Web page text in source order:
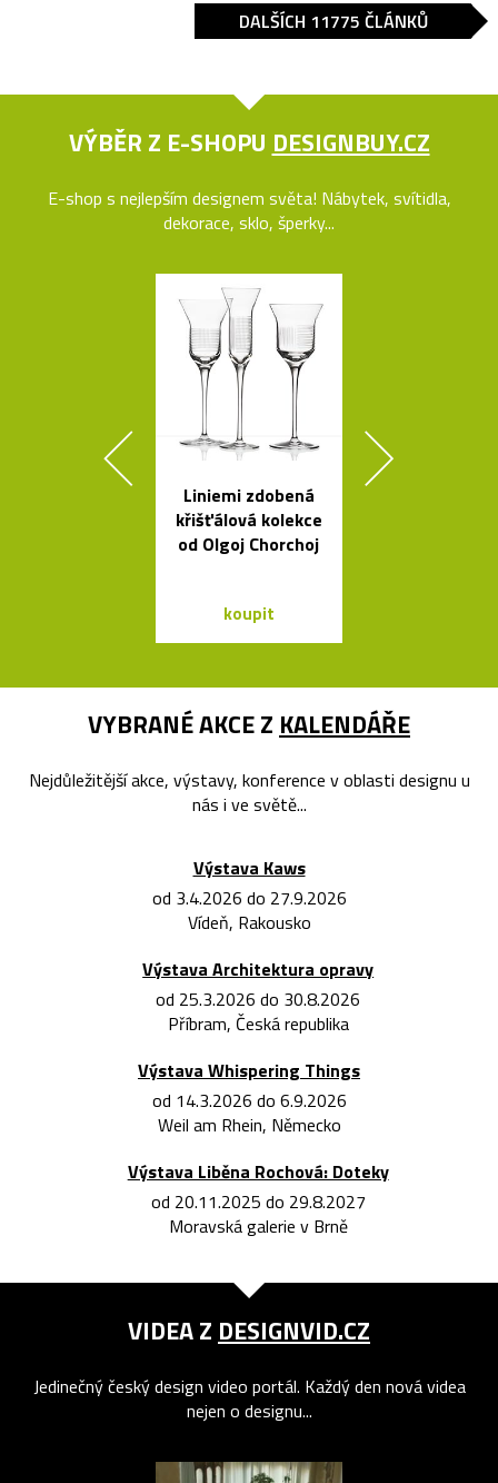
DALŠÍCH 11775 ČLÁNKŮ
VÝBĚR Z E-SHOPU DESIGNBUY.CZ
E-shop s nejlepším designem světa! Nábytek, svítidla,
dekorace, sklo, šperky...
Liniemi zdobená
křišťálová kolekce
od Olgoj Chorchoj
koupit
VYBRANÉ AKCE Z KALENDÁŘE
Nejdůležitější akce, výstavy, konference v oblasti designu u
nás i ve světě...
Výstava Kaws
od 3.4.2026 do 27.9.2026
Vídeň, Rakousko
Výstava Architektura opravy
od 25.3.2026 do 30.8.2026
Příbram, Česká republika
Výstava Whispering Things
od 14.3.2026 do 6.9.2026
Weil am Rhein, Německo
Výstava Liběna Rochová: Doteky
od 20.11.2025 do 29.8.2027
Moravská galerie v Brně
VIDEA Z DESIGNVID.CZ
Jedinečný český design video portál. Každý den nová videa
nejen o designu...